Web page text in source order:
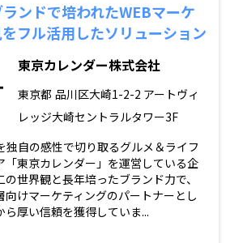
ランドで培われたWEBマーケ
フル活用したソリューション
東京カレンダー株式会社
東京都 品川区大崎1-2-2 アートヴィ
レッジ大崎セントラルタワー3F
独自の感性で切り取るグルメ＆ライフ
「東京カレンダー」を運営している企
世界観と長年培ったブランド力で、
向けマーケティングのパートナーとし
ら厚い信頼を獲得していま...